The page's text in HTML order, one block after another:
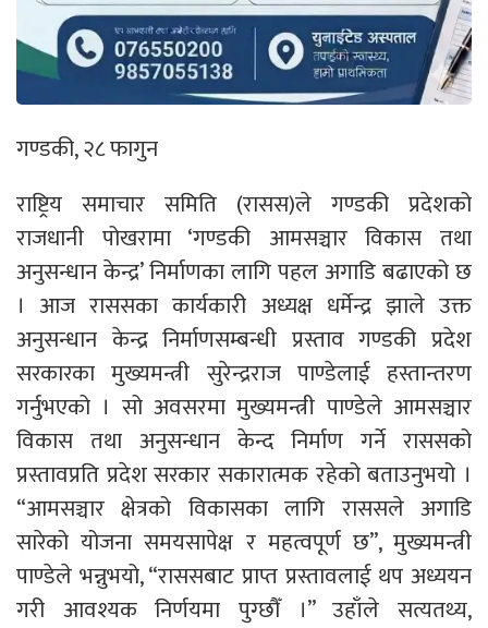
गण्डकी, २८ फागुन
राष्ट्रिय समाचार समिति (रासस)ले गण्डकी प्रदेशको
राजधानी पोखरामा ‘गण्डकी आमसञ्चार विकास तथा
अनुसन्धान केन्द्र’ निर्माणका लागि पहल अगाडि बढाएको छ
। आज राससका कार्यकारी अध्यक्ष धर्मेन्द्र झाले उक्त
अनुसन्धान केन्द्र निर्माणसम्बन्धी प्रस्ताव गण्डकी प्रदेश
सरकारका मुख्यमन्त्री सुरेन्द्रराज पाण्डेलाई हस्तान्तरण
गर्नुभएको । सो अवसरमा मुख्यमन्त्री पाण्डेले आमसञ्चार
विकास तथा अनुसन्धान केन्द निर्माण गर्ने राससको
प्रस्तावप्रति प्रदेश सरकार सकारात्मक रहेको बताउनुभयो ।
“आमसञ्चार क्षेत्रको विकासका लागि राससले अगाडि
सारेको योजना समयसापेक्ष र महत्वपूर्ण छ”, मुख्यमन्त्री
पाण्डेले भन्नुभयो, “राससबाट प्राप्त प्रस्तावलाई थप अध्ययन
गरी आवश्यक निर्णयमा पुग्छौँ ।” उहाँले सत्यतथ्य,